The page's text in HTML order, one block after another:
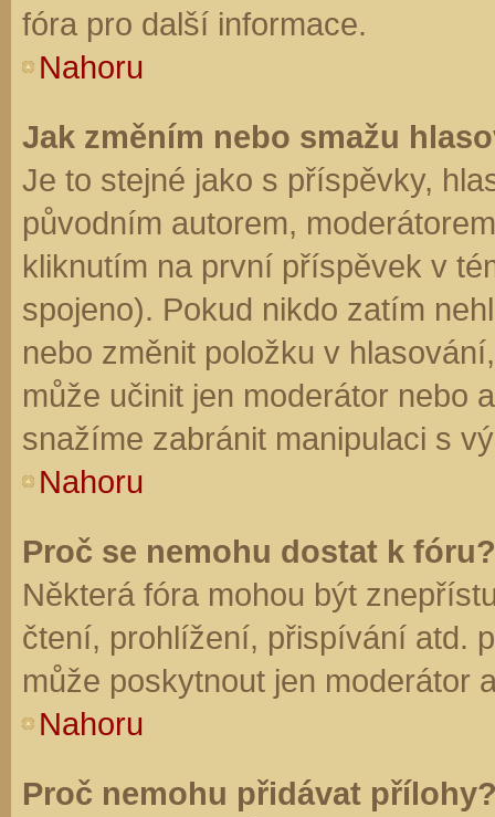
fóra pro další informace.
Nahoru
Jak změním nebo smažu
Je to stejné jako s příspěvky,
původním autorem,
kliknutím na první příspěvek v
spojeno). Pokud nikdo zatím
nebo změnit položku v
může učinit jen moderátor nebo
snažíme zabránit manipulaci s
Nahoru
Proč se nemohu dostat k fóru?
Některá fóra mohou být
čtení, prohlížení, přispívání atd.
může poskytnout jen moderátor
Nahoru
Proč nemohu přidávat